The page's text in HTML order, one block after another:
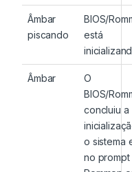
Âmbar
piscando
BIOS/
está
Âmbar
O
BIOS/
concluiu a
o sistema
no prompt